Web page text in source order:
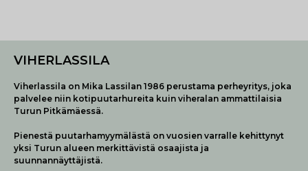
VIHERLASSILA
Viherlassila on Mika Lassilan 1986 perustama perheyritys, joka
palvelee niin kotipuutarhureita kuin viheralan ammattilaisia
Turun Pitkämäessä.
Pienestä puutarhamyymälästä on vuosien varralle kehittynyt
yksi Turun alueen merkittävistä osaajista ja
suunnannäyttäjistä.